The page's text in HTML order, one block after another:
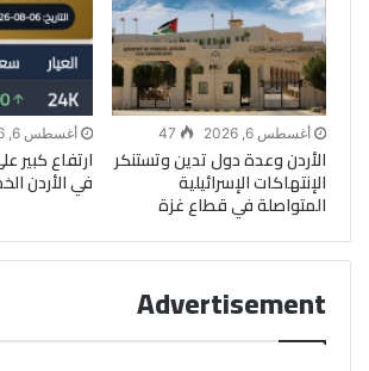
أغسطس 6, 2026 47
الأردن وعدة دول تدين وتستنكر
الإنتهاكات الإسرائيلية
المتواصلة في قطاع غزة
أغسطس 6, 2026
ارتفاع كبير
في الأردن
Advertisement